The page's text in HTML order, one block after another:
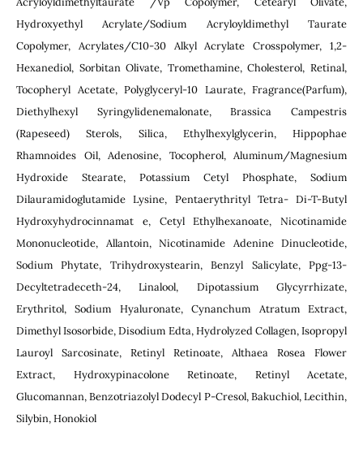
Hydroxyethyl Acrylate/Sodium Acryloyldimethyl Taurate
Copolymer, Acrylates/C10-30 Alkyl Acrylate Crosspolymer, 1,2-
Hexanediol, Sorbitan Olivate, Tromethamine, Cholesterol, Retinal,
Tocopheryl Acetate, Polyglyceryl-10 Laurate, Fragrance(Parfum),
Diethylhexyl Syringylidenemalonate, Brassica Campestris
(Rapeseed) Sterols, Silica, Ethylhexylglycerin, Hippophae
Rhamnoides Oil, Adenosine, Tocopherol, Aluminum/Magnesium
Hydroxide Stearate, Potassium Cetyl Phosphate, Sodium
Dilauramidoglutamide Lysine, Pentaerythrityl Tetra- Di-T-Butyl
Hydroxyhydrocinnamat e, Cetyl Ethylhexanoate, Nicotinamide
Mononucleotide, Allantoin, Nicotinamide Adenine Dinucleotide,
Sodium Phytate, Trihydroxystearin, Benzyl Salicylate, Ppg-13-
Decyltetradeceth-24, Linalool, Dipotassium Glycyrrhizate,
Erythritol, Sodium Hyaluronate, Cynanchum Atratum Extract,
Dimethyl Isosorbide, Disodium Edta, Hydrolyzed Collagen, Isopropyl
Lauroyl Sarcosinate, Retinyl Retinoate, Althaea Rosea Flower
Extract, Hydroxypinacolone Retinoate, Retinyl Acetate,
Glucomannan, Benzotriazolyl Dodecyl P-Cresol, Bakuchiol, Lecithin,
Silybin, Honokiol